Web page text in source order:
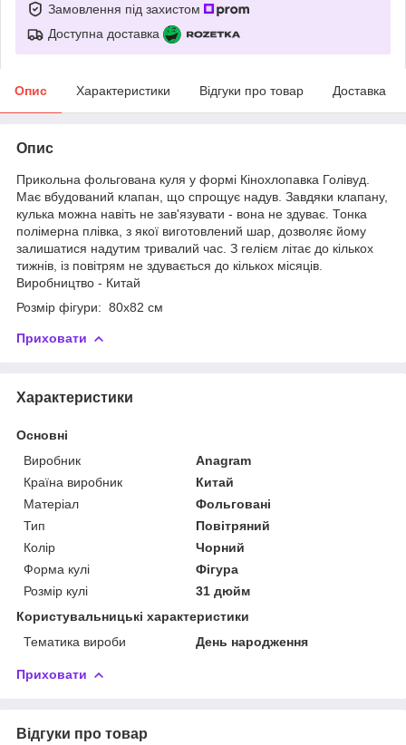
Замовлення під захистом
Доступна доставка
Опис Характеристики Відгуки про товар Доставка
Опис
Прикольна фольгована куля у формі Кінохлопавка Голівуд.
Має вбудований клапан, що спрощує надув. Завдяки клапану,
кулька можна навіть не зав'язувати - вона не здуває. Тонка
полімерна плівка, з якої виготовлений шар, дозволяє йому
залишатися надутим тривалий час. З гелієм літає до кількох
тижнів, із повітрям не здувається до кількох місяців.
Виробництво - Китай
Розмір фігури: 80х82 см
Приховати
Характеристики
Основні
Виробник
Anagram
Країна виробник
Китай
Матеріал
Фольговані
Тип
Повітряний
Колір
Чорний
Форма кулі
Фігура
Розмір кулі
31 дюйм
Користувальницькі характеристики
Тематика вироби
День народження
Приховати
Відгуки про товар